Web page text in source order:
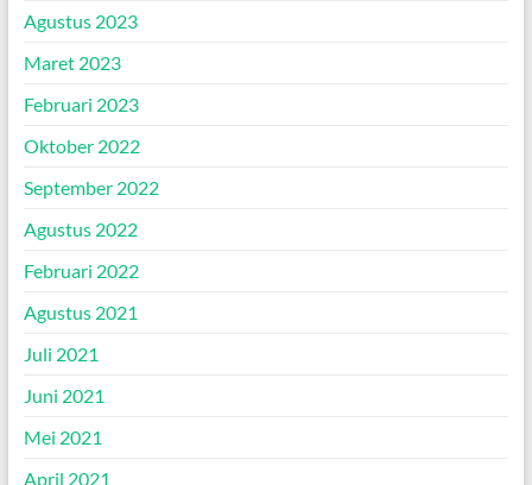
Agustus 2023
Maret 2023
Februari 2023
Oktober 2022
September 2022
Agustus 2022
Februari 2022
Agustus 2021
Juli 2021
Juni 2021
Mei 2021
April 2021